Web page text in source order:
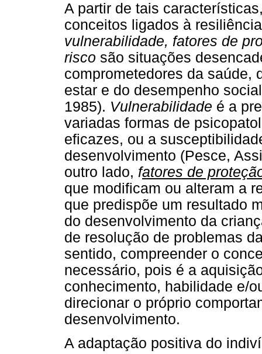
A partir de tais
conceitos ligados à
vulnerabilidade, fatores de
risco são situações
comprometedores da saúde,
estar e do desempenho
1985). Vulnerabilidade é a
variadas formas de
eficazes, ou a
desenvolvimento (Pesce,
outro lado, fatores de
que modificam ou alteram a
que predispõe um resultado
do desenvolvimento da
de resolução de problemas
sentido, compreender o
necessário, pois é a
conhecimento, habilidade e/
direcionar o próprio
desenvolvimento.
A adaptação positiva do